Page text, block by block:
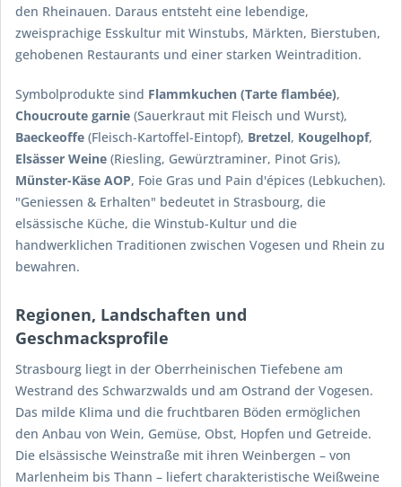
den Rheinauen. Daraus entsteht eine lebendige,
zweisprachige Esskultur mit Winstubs, Märkten, Bierstuben,
gehobenen Restaurants und einer starken Weintradition.
Symbolprodukte sind Flammkuchen (Tarte flambée),
Choucroute garnie (Sauerkraut mit Fleisch und Wurst),
Baeckeoffe (Fleisch-Kartoffel-Eintopf), Bretzel, Kougelhopf,
Elsässer Weine (Riesling, Gewürztraminer, Pinot Gris),
Münster-Käse AOP, Foie Gras und Pain d'épices (Lebkuchen).
"Geniessen & Erhalten" bedeutet in Strasbourg, die
elsässische Küche, die Winstub-Kultur und die
handwerklichen Traditionen zwischen Vogesen und Rhein zu
bewahren.
Regionen, Landschaften und
Geschmacksprofile
Strasbourg liegt in der Oberrheinischen Tiefebene am
Westrand des Schwarzwalds und am Ostrand der Vogesen.
Das milde Klima und die fruchtbaren Böden ermöglichen
den Anbau von Wein, Gemüse, Obst, Hopfen und Getreide.
Die elsässische Weinstraße mit ihren Weinbergen – von
Marlenheim bis Thann – liefert charakteristische Weißweine